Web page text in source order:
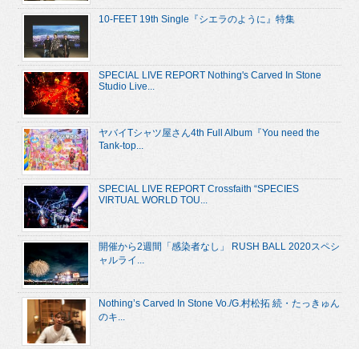
10-FEET 19th Single『シエラのように』特集
SPECIAL LIVE REPORT Nothing's Carved In Stone
Studio Live...
ヤバイTシャツ屋さん4th Full Album『You need the
Tank-top...
SPECIAL LIVE REPORT Crossfaith “SPECIES
VIRTUAL WORLD TOU...
開催から2週間「感染者なし」 RUSH BALL 2020スペシ
ャルライ...
Nothing’s Carved In Stone Vo./G.村松拓 続・たっきゅん
のキ...